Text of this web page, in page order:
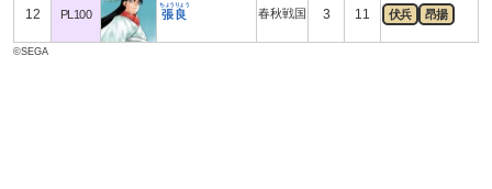
12 PL100 張良
ちょうりょう
春秋戦国 3 11 伏兵 昂揚
©SEGA